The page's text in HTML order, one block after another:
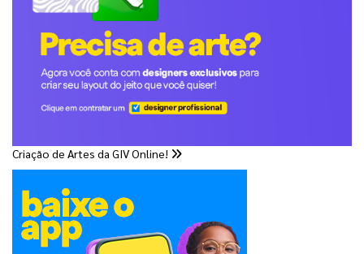
Criação de Artes da GIV Online!